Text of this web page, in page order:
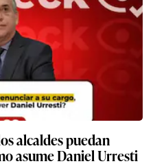
alcaldes puedan
asume Daniel Urresti